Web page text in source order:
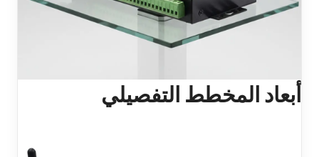
أبعاد المخطط التفصيلي